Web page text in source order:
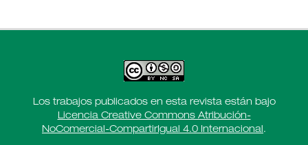
Los trabajos publicados en esta revista están bajo
Licencia Creative Commons Atribución-
NoComercial-CompartirIgual 4.0 Internacional.